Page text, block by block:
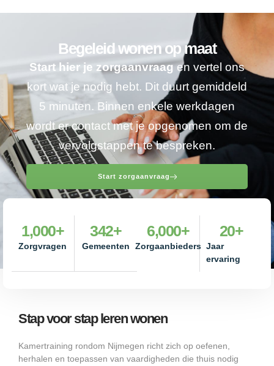
Begeleid wonen op maat
Start hier je zorgaanvraagen vertel ons
kort wat je nodig hebt. Dit duurt gemiddeld
5 minuten. Binnen enkele werkdagen
wordt er contact met je opgenomen om de
vervolgstappen te bespreken.
Start zorgaanvraag
Zorgvragen
1,000+
Gemeenten
342+
Zorgaanbieders
6,000+
Jaar
ervaring
20+
Stap voor stap leren wonen
Kamertraining rondom Nijmegen richt zich op oefenen,
herhalen en toepassen van vaardigheden die thuis nodig